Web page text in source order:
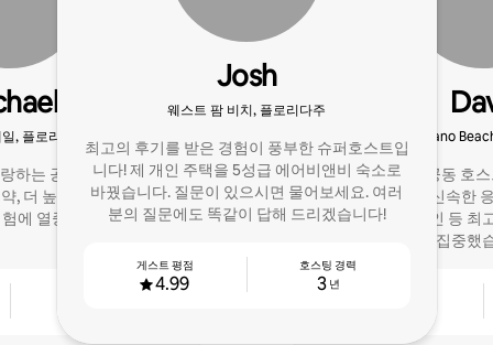
, 플로리다주
하는 공동 호스트로, 별
, 더 높은 수입을 이끌어
에 열중하고 있습니다.
Josh
웨스트 팜 비치, 플로리다주
최고의 후기를 받은 경험이 풍부한 슈퍼호스트입
니다! 제 개인 주택을 5성급 에어비앤비 숙소로
바꿨습니다. 질문이 있으시면 물어보세요. 여러
분의 질문에도 똑같이 답해 드리겠습니다!
4.99
게스트 평점
3 년
호스팅 경력
Pompano
휴가용 숙소의 공동 호
륭한 후기까지, 신속한
비, 원활한 체크인 등 최
집중했